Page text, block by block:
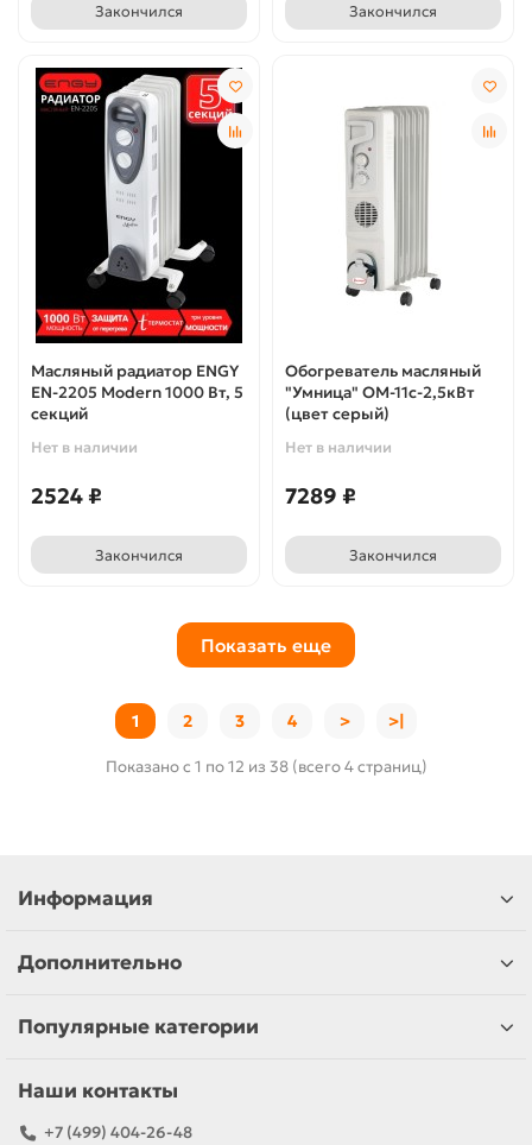
Закончился Закончился
Масляный радиатор ENGY
EN-2205 Modern 1000 Вт, 5
секций
Нет в наличии
2524 ₽
Закончился
Обогреватель масляный
"Умница" ОМ-11с-2,5кВт
(цвет серый)
Нет в наличии
7289 ₽
Закончился
Показать еще
1 2 3 4 > >|
Показано с 1 по 12 из 38 (всего 4 страниц)
Информация
Дополнительно
Популярные категории
Наши контакты
+7 (499) 404-26-48